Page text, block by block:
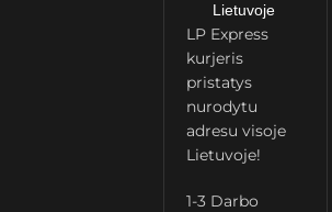
Lietuvoje
LP Express
kurjeris
pristatys
nurodytu
adresu visoje
Lietuvoje!
1-3 Darbo